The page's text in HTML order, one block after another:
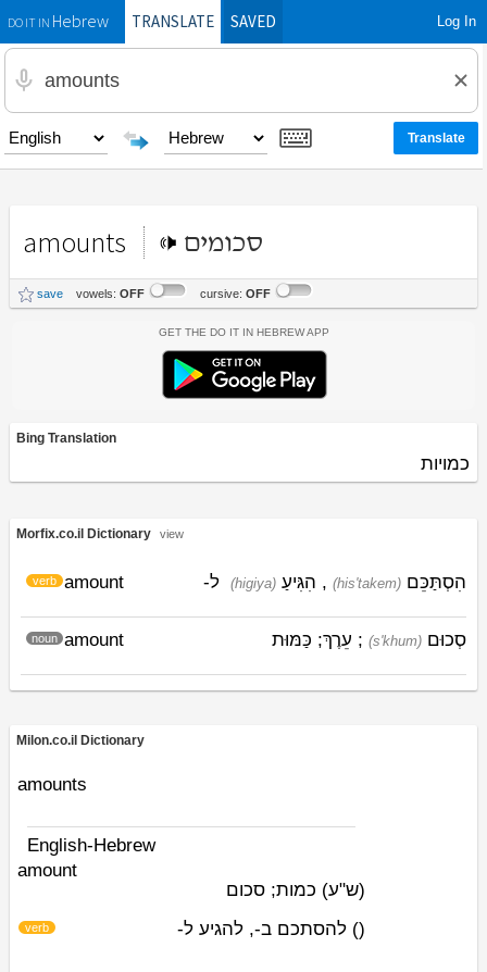
DO IT INHebrewTRANSLATE SAVED Log In
amounts סכומים
save vowels: OFF cursive: OFF
Get the Do It In Hebrew App
Bing Translation
כמויות
Morfix.co.il Dictionary view
amount
verb (his'takem) הִסְתַּכֵּם ,
(higiya) הִגִּיעַ ל-
amount
noun (s'khum) סְכוּם ; עֵרֶךְ; כַּמּוּת
Milon.co.il Dictionary
amounts
English-Hebrew
amount
(ש"ע) כמות; סכום
(
verb ) להסתכם ב-, להגיע ל-